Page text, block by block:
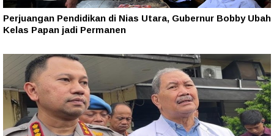
Perjuangan Pendidikan di Nias Utara, Gubernur Bobby Ubah
Kelas Papan jadi Permanen